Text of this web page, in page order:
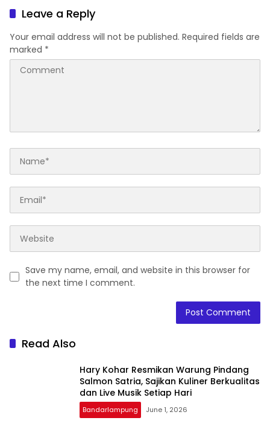
Leave a Reply
Your email address will not be published. Required fields are
marked *
Save my name, email, and website in this browser for
the next time I comment.
Read Also
Hary Kohar Resmikan Warung Pindang
Salmon Satria, Sajikan Kuliner Berkualitas
dan Live Musik Setiap Hari
Bandarlampung June 1, 2026